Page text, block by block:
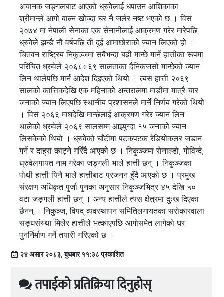
अचानक जङ्गलबाट आएको ध्रुवेलाई धपाउन आशिकाका
श्रीमान्ले आगो बाल्न खोज्दा घर नै जलेर नष्ट भएको छ । विसं
२०७४ मा नेपाली सेनाका एक सेनानीलाई आक्रमण गरेर मारेपछि
ध्रुवेले झन्डै नौ वर्षपछि ती दुई आमाछोराको ज्यान लिएको हो ।
चितवन राष्ट्रिय निकुञ्जमा सबैभन्दा बढी मान्छे मार्ने हात्तीका रूपमा
परिचित ध्रुवेले २०६८÷६९ सालताका दैनिकजसो मान्छेको ज्यान
लिन थालेपछि मार्न आदेश दिइएको थियो । त्यस हात्ती २०६९
सालको कात्तिकदेखि एक महिनाको अन्तरालमा माडीमा मात्रै चार
जनाको ज्यान लिएपछि स्थानीय प्रशासनले मार्ने निर्णय गरेको थियो
। विसं २०६६ माघदेखि मान्छेलाई आक्रमण गरेर ज्यान लिन
थालेको ध्रुवेले २०६९ सालसम्म आइपुग्दा १५ जनाको ज्यान
लिसकेको थियो । ध्रुवेको घाँटीमा पटकपटक रेडियोकलर जडान
गर्ने र दाह्रा काट्ने गरिँदै आएको छ । निकुञ्जमा रोनाल्डो, गोविन्दे,
ध्रुवेलगायत नाम गरेका जङ्गली भाले हात्ती छन् । निकुञ्जका
पोथी हात्ती यिनै भाले हात्तीबाट प्रजनन हुँदै आएको छ । प्रमुख
संरक्षण अधिकृत पुर्जा पुनका अनुसार निकुञ्जभित्र ४५ देखि ५०
वटा जङ्गली हात्ती छन् । अन्य हात्तीले त्यस क्षेत्रमा दुःख दिएका
छैनन् । निकुञ्ज, विपद् व्यवस्थापन समितिलगायतका सरोकारवाला
सङ्घसंस्था मिलेर हात्तीले भत्काएपछि आगोसमेत लागेको घर
पुनर्निर्माण गर्ने तयारी गरिएको छ ।
२४ असार २०८३, बुधबार ११:३८ प्रकाशित
तपाईको प्रतिक्रिया दिनुहोस्